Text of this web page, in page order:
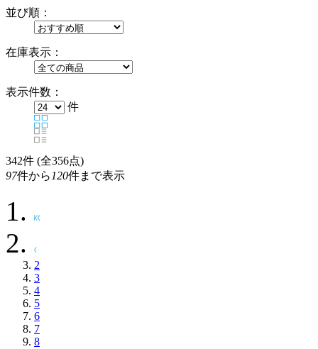
並び順：
在庫表示：
表示件数：
件
342件 (全356点)
97件から 120件まで表示
2
3
4
5
6
7
8